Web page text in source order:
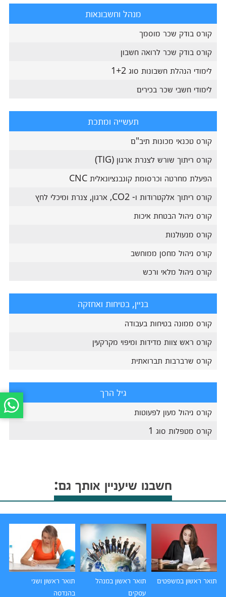
מנהל וחשבונאות
קורס בודק שכר מוסמך
קורס בודק שכר לרואה חשבון
לימודי הנהלת חשבונות סוג 1+2
לימודי חשבי שכר בכירים
תעשייה ומתכת
קורס טכנאי מכונות תיב"ם
קורס ריתוך שורש לצנרת ארגון (TIG)
הפעלת מחרטה וכרסומת קונבנציונאלית CNC
קורס ריתוך אלקטרודות ו- CO2, ארגון, צנרת ומיכלי לחץ
קורס ניהול הבטחת איכות
קורס מנעולנות
קורס ניהול מחסן ממוחשב
קורס ניהול מלאי ורכש
בניין, בטיחות ואחזקה
קורס ממונה בטיחות בעבודה
קורס ראש צוות מדידות ומיפוי מקרקעין
קורס שרברבות תברואתית
גיל הרך
קורס ניהול מעון לפעוטות
קורס מטפלות סוג 1
חשבנו שיעניין אותך גם:
תואר ראשון במשפטים
תואר ראשון במנהל
עסקים
תואר ראשון ושני
בהנדסה